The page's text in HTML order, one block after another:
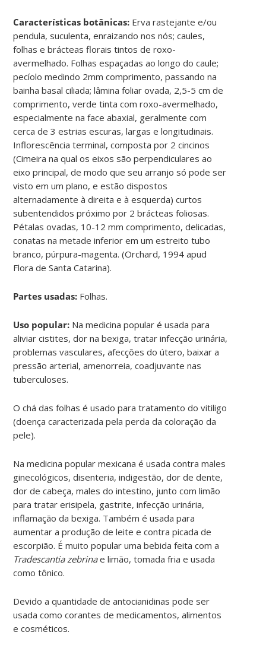
Características botânicas: Erva rastejante e/ou
pendula, suculenta, enraizando nos nós; caules,
folhas e brácteas florais tintos de roxo-
avermelhado. Folhas espaçadas ao longo do caule;
pecíolo medindo 2mm comprimento, passando na
bainha basal ciliada; lâmina foliar ovada, 2,5-5 cm de
comprimento, verde tinta com roxo-avermelhado,
especialmente na face abaxial, geralmente com
cerca de 3 estrias escuras, largas e longitudinais.
Inflorescência terminal, composta por 2 cincinos
(Cimeira na qual os eixos são perpendiculares ao
eixo principal, de modo que seu arranjo só pode ser
visto em um plano, e estão dispostos
alternadamente à direita e à esquerda) curtos
subentendidos próximo por 2 brácteas foliosas.
Pétalas ovadas, 10-12 mm comprimento, delicadas,
conatas na metade inferior em um estreito tubo
branco, púrpura-magenta. (Orchard, 1994 apud
Flora de Santa Catarina).
Partes usadas: Folhas.
Uso popular: Na medicina popular é usada para
aliviar cistites, dor na bexiga, tratar infecção urinária,
problemas vasculares, afecções do útero, baixar a
pressão arterial, amenorreia, coadjuvante nas
tuberculoses.
O chá das folhas é usado para tratamento do vitiligo
(doença caracterizada pela perda da coloração da
pele).
Na medicina popular mexicana é usada contra males
ginecológicos, disenteria, indigestão, dor de dente,
dor de cabeça, males do intestino, junto com limão
para tratar erisipela, gastrite, infecção urinária,
inflamação da bexiga. Também é usada para
aumentar a produção de leite e contra picada de
escorpião. É muito popular uma bebida feita com a
Tradescantia zebrinae limão, tomada fria e usada
como tônico.
Devido a quantidade de antocianidinas pode ser
usada como corantes de medicamentos, alimentos
e cosméticos.